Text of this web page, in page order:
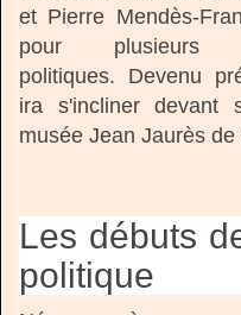
et Pierre Mendès-
pour plusieurs
politiques. Devenu
ira s'incliner devant
musée Jean Jaurès de
Les débuts
politique